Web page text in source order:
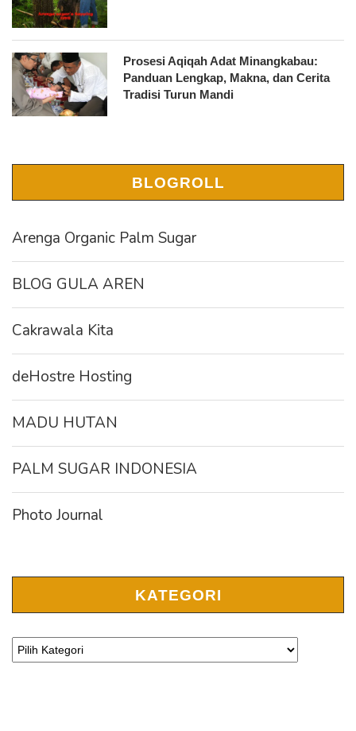
Prosesi Aqiqah Adat Minangkabau:
Panduan Lengkap, Makna, dan Cerita
Tradisi Turun Mandi
BLOGROLL
Arenga Organic Palm Sugar
BLOG GULA AREN
Cakrawala Kita
deHostre Hosting
MADU HUTAN
PALM SUGAR INDONESIA
Photo Journal
KATEGORI